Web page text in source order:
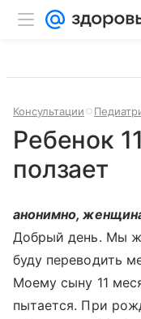
Консультации
Ребенок
ползает
анонимно,
Добрый день. Мы
буду переводить
Моему сыну 11
пытается. При